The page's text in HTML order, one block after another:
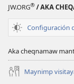
JW.ORG® / AKA
Configuración
Aka cheqnamaw
Maynimp